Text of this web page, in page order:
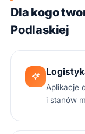
Dla kogo
Podlaskiej
Aplikacje
i stanów